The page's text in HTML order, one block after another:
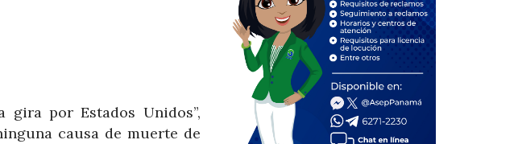
por Estados Unidos”,
causa de muerte de